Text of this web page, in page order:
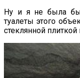
Ну и я не была
туалеты этого
стеклянной плиткой